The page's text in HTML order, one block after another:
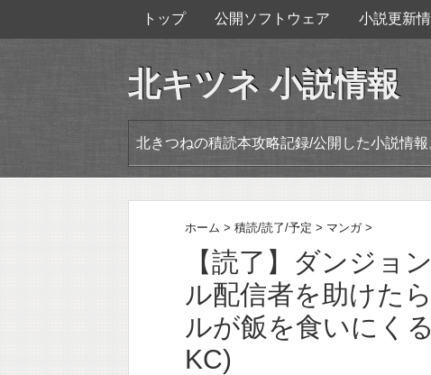
トップ 公開ソフトウェア 小説更新
北キツネ 小説情報
北きつねの積読本攻略記録/公開した小説情報
ホーム > 積読/読了/予定 > マンガ >
【読了】ダンジョ
ル配信者を助けた
ルが飯を食いにく
KC)